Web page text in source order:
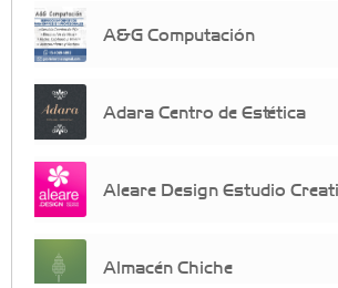
A&G Computación
Adara Centro de Estética
Aleare Design Estudio
Almacén Chiche